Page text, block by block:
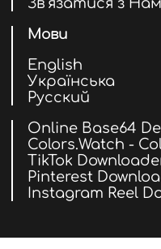
Зв'язатися з
Мови
English
Українська
Русский
Online Base64
Colors.Watch -
TikTok
Pinterest
Instagram Reel